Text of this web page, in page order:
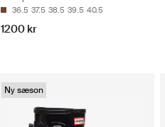
36.5 37.5 38.5 39.5 40.5
1200 kr
Ny sæson